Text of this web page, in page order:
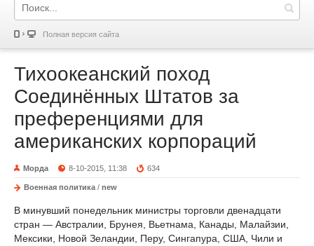
Полная версия сайта
Тихоокеанский поход
Соединённых Штатов за
преференциями для
американских корпораций
Морда 8-10-2015, 11:38 634
Военная политика / new
В минувший понедельник министры торговли двенадцати
стран — Австралии, Брунея, Вьетнама, Канады, Малайзии,
Мексики, Новой Зеландии, Перу, Сингапура, США, Чили и